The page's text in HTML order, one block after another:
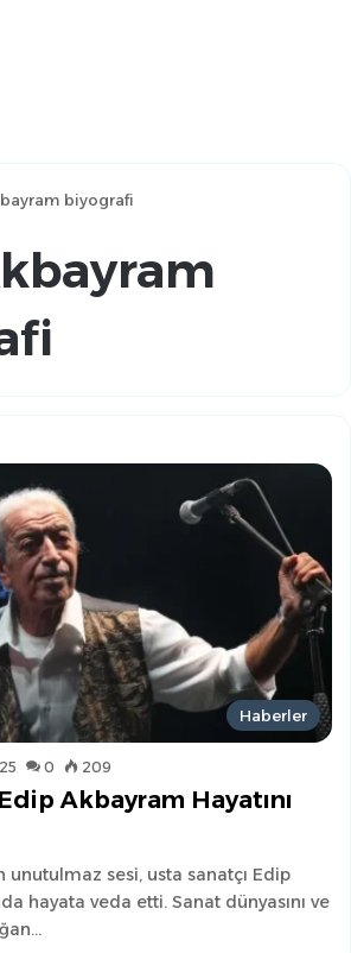
biyografi
Haberler
0 209
Akbayram Hayatını
sesi, usta sanatçı Edip
hayata veda etti. Sanat dünyasını ve